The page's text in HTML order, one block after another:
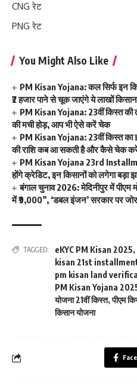
CNG रेट
PNG रेट
You Might Also Like
PM Kisan Yojana: कल सिर्फ इन
₹2 हजार पाने से चूक जाएंगे ये लाखों किसान
PM Kisan Yojana: 23वीं किस्त की
की मची होड़, आप भी ऐसे करें चेक
PM Kisan Yojana: 23वीं किस्त का
की राशि कब आ सकती है और कैसे चेक
PM Kisan Yojana 23rd
होंगे क्रेडिट, इन किसानों को लगेगा बड़ा
बंगाल चुनाव 2026: मेदिनीपुर में पीएम
में ₹9,000”, ‘डबल इंजन’ सरकार पर जोर
TAGGED: eKYC PM Kisan 2025,
kisan 21st
pm kisan land
PM Kisan Yojana
योजना 21वीं किस्त,पीएम
किसान योजना